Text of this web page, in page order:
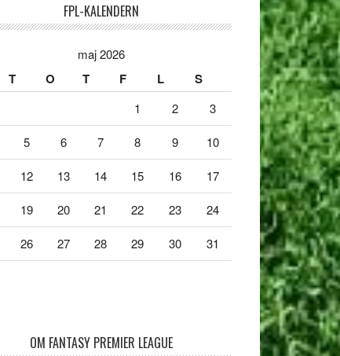
FPL-KALENDERN
maj 2026
T O T F L S
1 2 3
5 6 7 8 9 10
12 13 14 15 16 17
19 20 21 22 23 24
26 27 28 29 30 31
OM FANTASY PREMIER LEAGUE